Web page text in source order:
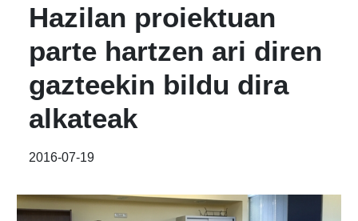
Hazilan proiektuan
parte hartzen ari diren
gazteekin bildu dira
alkateak
2016-07-19